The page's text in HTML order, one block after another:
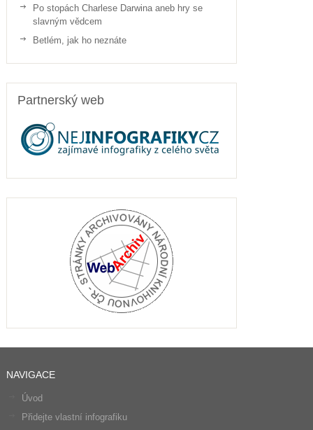
Po stopách Charlese Darwina aneb hry se
slavným vědcem
Betlém, jak ho neznáte
Partnerský web
NAVIGACE
Úvod
Přidejte vlastní infografiku